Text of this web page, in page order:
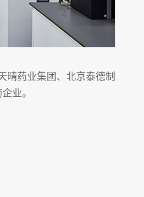
晴药业集团、北京泰德制
业。